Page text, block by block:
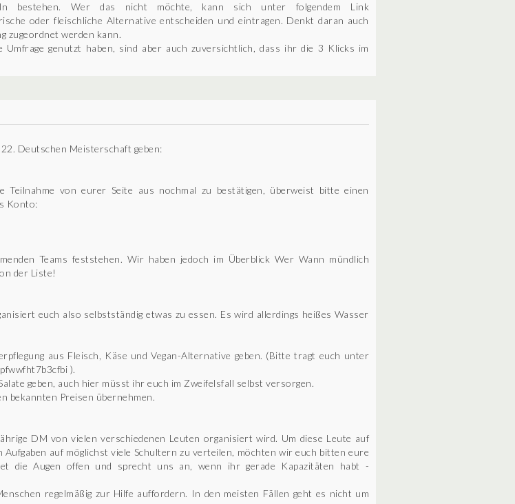
bestehen. Wer das nicht möchte, kann sich unter folgendem Link
oder fleischliche Alternative entscheiden und eintragen. Denkt daran auch
zugeordnet werden kann.
genutzt haben, sind aber auch zuversichtlich, dass ihr die 3 Klicks im
Deutschen Meisterschaft geben:
Teilnahme von eurer Seite aus nochmal zu bestätigen, überweist bitte einen
Konto:
Teams feststehen. Wir haben jedoch im Überblick Wer Wann mündlich
der Liste!
euch also selbstständig etwas zu essen. Es wird allerdings heißes Wasser
aus Fleisch, Käse und Vegan-Alternative geben. (Bitte tragt euch unter
).
geben, auch hier müsst ihr euch im Zweifelsfall selbst versorgen.
bekannten Preisen übernehmen.
DM von vielen verschiedenen Leuten organisiert wird. Um diese Leute auf
auf möglichst viele Schultern zu verteilen, möchten wir euch bitten eure
die Augen offen und sprecht uns an, wenn ihr gerade Kapazitäten habt -
regelmäßig zur Hilfe auffordern. In den meisten Fällen geht es nicht um